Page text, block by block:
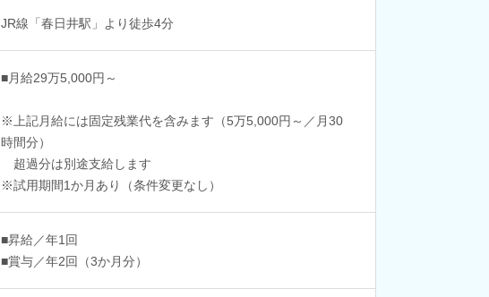
JR線「春日井駅」より徒歩4分
■月給29万5,000円～
※上記月給には固定残業代を含みます（5万5,000円～／月30
時間分）
超過分は別途支給します
※試用期間1か月あり（条件変更なし）
■昇給／年1回
■賞与／年2回（3か月分）